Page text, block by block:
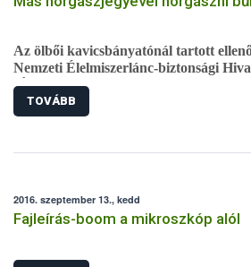
Az ölbői kavicsbányatónál tartott
Nemzeti Élelmiszerlánc-biztonsági
(ÁHSZ). A vizsgálat során egy
papírokkal horgászik, ezért a
előállította.
TOVÁBB
2016. szeptember 13., kedd
Fajleírás-boom a mikroszkóp alól